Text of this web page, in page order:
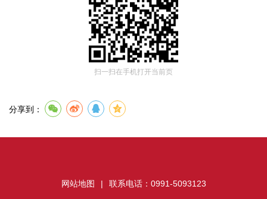
扫一扫在手机打开当前页
分享到：
网站地图 | 联系电话：0991-5093123